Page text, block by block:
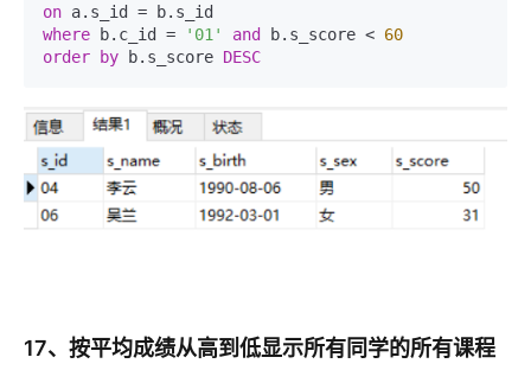
on
where b.c_id = '01' and b.s_score < 60
order
by b.s_score DESC
17、按平均成绩从高到低显示所有同学的所有课程